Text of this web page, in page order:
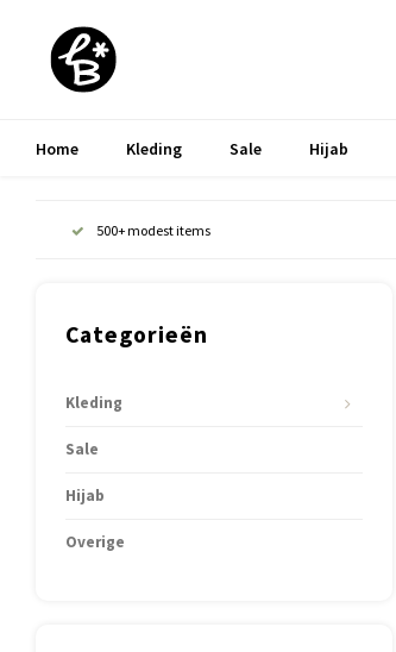
Home Kleding Sale Hijab
500+ modest items
Categorieën
Kleding
Sale
Hijab
Overige